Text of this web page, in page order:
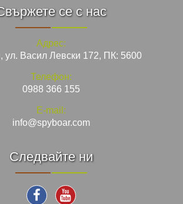
се с нас
Адрес:
ул. Васил Левски 172, ПК: 5600
Телефон:
0988 366 155
E-mail:
info@spyboar.com
Следвайте ни